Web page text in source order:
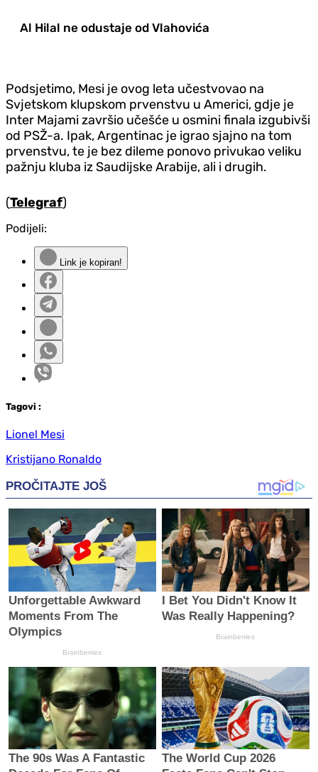
Al Hilal ne odustaje od Vlahovića
Podsjetimo, Mesi je ovog leta učestvovao na
Svjetskom klupskom prvenstvu u Americi, gdje je
Inter Majami završio učešće u osmini finala izgubivši
od PSŽ-a. Ipak, Argentinac je igrao sjajno na tom
prvenstvu, te je bez dileme ponovo privukao veliku
pažnju kluba iz Saudijske Arabije, ali i drugih.
(Telegraf)
Podijeli:
Link je kopiran!
Tagovi :
Lionel Mesi
Kristijano Ronaldo